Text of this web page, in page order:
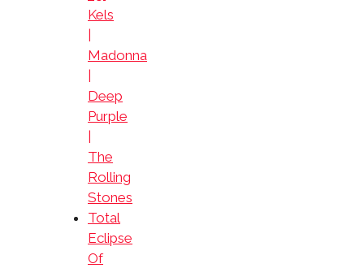
Kels
Madonna
Deep
Purple
The
Rolling
Stones
Total
Eclipse
Of